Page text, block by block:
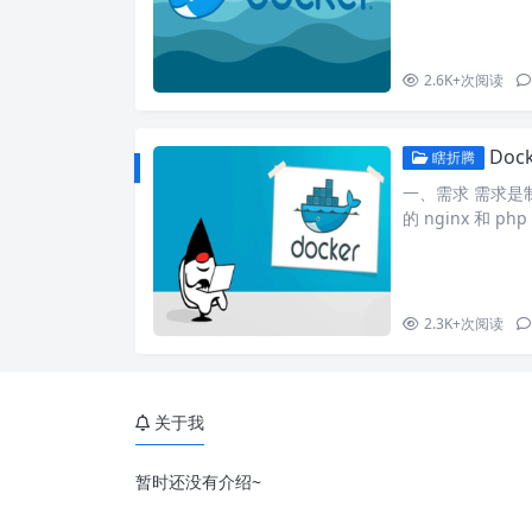
2.6K+次阅读
瞎折腾
一、需求 需求
的 nginx 和 php
2.3K+次阅读
关于我
暂时还没有介绍~